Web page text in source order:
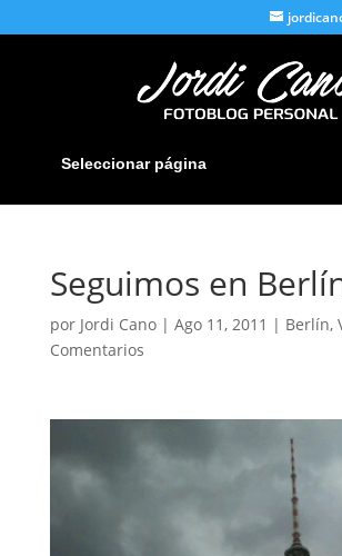
Seleccionar página
Seguimos en
por Jordi Cano| Ago 11, 2011 | Berlín,
Comentarios